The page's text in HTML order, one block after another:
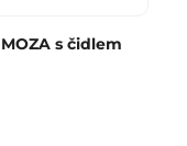
MOZA s čidlem